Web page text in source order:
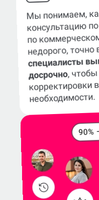
Мы понимаем,
консультацию
по
недорого,
специалисты
досрочно,
корректировки
необходимости.